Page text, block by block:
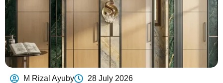
M Rizal Ayuby 28 July 2026